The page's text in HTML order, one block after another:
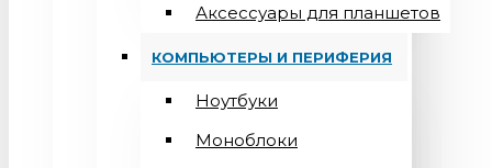
Аксессуары для планшетов
КОМПЬЮТЕРЫ И ПЕРИФЕРИЯ
Ноутбуки
Моноблоки